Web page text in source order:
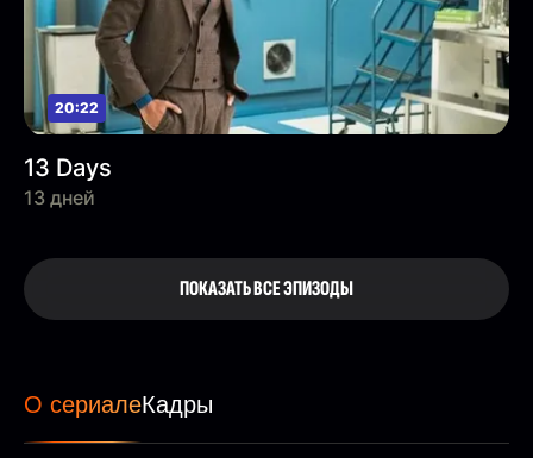
20:22
13 Days
13 дней
ПОКАЗАТЬ ВСЕ ЭПИЗОДЫ
О сериалеКадры